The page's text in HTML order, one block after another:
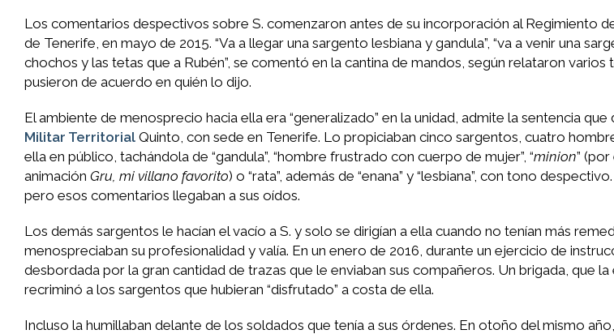
Los comentarios despectivos sobre S. comenzaron antes de su incorporación al Regimiento
de Tenerife, en mayo de 2015. “Va a llegar una sargento lesbiana y gandula”, “va a venir una
chochos y las tetas que a Rubén”, se comentó en la cantina de mandos, según relataron varios
pusieron de acuerdo en quién lo dijo.
El ambiente de menosprecio hacia ella era “generalizado” en la unidad, admite la sentencia
Militar Territorial Quinto, con sede en Tenerife. Lo propiciaban cinco sargentos, cuatro
ella en público, tachándola de “gandula”, “hombre frustrado con cuerpo de mujer”, “minion”
animación Gru, mi villano favorito) o “rata”, además de “enana” y “lesbiana”, con tono
pero esos comentarios llegaban a sus oídos.
Los demás sargentos le hacían el vacío a S. y solo se dirigían a ella cuando no tenían más
menospreciaban su profesionalidad y valía. En un enero de 2016, durante un ejercicio de
desbordada por la gran cantidad de trazas que le enviaban sus compañeros. Un brigada, que la
recriminó a los sargentos que hubieran “disfrutado” a costa de ella.
Incluso la humillaban delante de los soldados que tenía a sus órdenes. En otoño del mismo